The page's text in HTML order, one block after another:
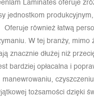
Laminates oferuje
jednostkom
Oferuje również łatwą
W tej branży, mimo
znacznie dłużej niż
bardziej opłacalna i
manewrowaniu,
tożsamości dzięki